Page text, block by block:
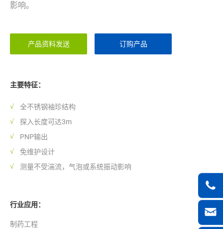
影响。
产品资料发送 订购产品
主要特征：
全不锈钢袖珍结构
探入长度可达3m
PNP输出
免维护设计
测量不受湍流，气泡或系统振动影响
行业应用：
制药工程